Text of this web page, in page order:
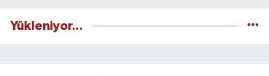
Yükleniyor...